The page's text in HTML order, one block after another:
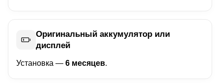
Оригинальный аккумулятор или
дисплей
Установка — 6 месяцев.